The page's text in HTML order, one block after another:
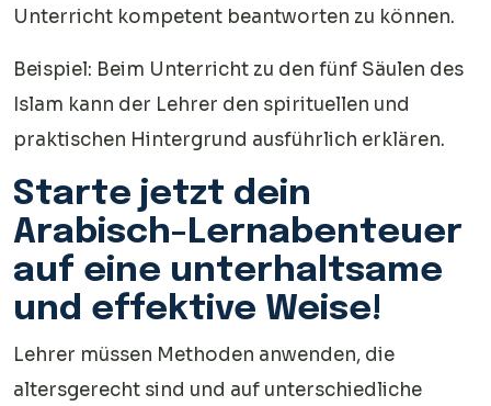
Unterricht kompetent beantworten zu können.
Beispiel: Beim Unterricht zu den fünf Säulen des
Islam kann der Lehrer den spirituellen und
praktischen Hintergrund ausführlich erklären.
Starte jetzt dein
Arabisch-Lernabenteuer
auf eine unterhaltsame
und effektive Weise!
Lehrer müssen Methoden anwenden, die
altersgerecht sind und auf unterschiedliche